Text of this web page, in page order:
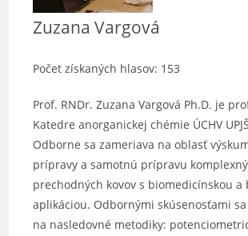
Zuzana Vargová
Počet získaných hlasov: 153
Prof. RNDr. Zuzana Vargová Ph.D. je
Katedre anorganickej chémie ÚCHV
Odborne sa zameriava na oblasť
prípravy a samotnú prípravu
prechodných kovov s biomedicínskou a
aplikáciou. Odbornými skúsenosťami
na nasledovné metodiky: